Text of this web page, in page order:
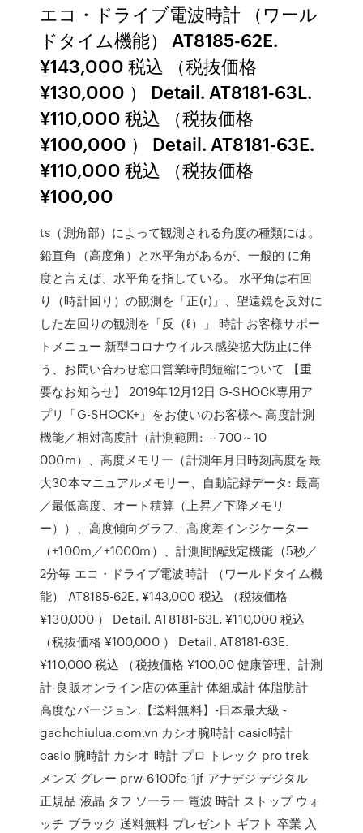
エコ・ドライブ電波時計 （ワール
ドタイム機能） AT8185-62E.
¥143,000 税込 （税抜価格
¥130,000 ） Detail. AT8181-63L.
¥110,000 税込 （税抜価格
¥100,000 ） Detail. AT8181-63E.
¥110,000 税込 （税抜価格
¥100,00
ts（測角部）によって観測される角度の種類には。
鉛直角（高度角）と水平角があるが、一般的 に角
度と言えば、水平角を指している。 水平角は右回
り（時計回り）の観測を「正(r)」、望遠鏡を反対に
した左回りの観測を「反（ℓ）」 時計 お客様サポー
トメニュー 新型コロナウイルス感染拡大防止に伴
う、お問い合わせ窓口営業時間短縮について 【重
要なお知らせ】 2019年12月12日 G-SHOCK専用ア
プリ「G-SHOCK+」をお使いのお客様へ 高度計測
機能／相対高度計（計測範囲: －700～10
000m）、高度メモリー（計測年月日時刻高度を最
大30本マニュアルメモリー、自動記録データ: 最高
／最低高度、オート積算（上昇／下降メモリ
ー））、高度傾向グラフ、高度差インジケーター
（±100m／±1000m）、計測間隔設定機能（5秒／
2分毎 エコ・ドライブ電波時計 （ワールドタイム機
能） AT8185-62E. ¥143,000 税込 （税抜価格
¥130,000 ） Detail. AT8181-63L. ¥110,000 税込
（税抜価格 ¥100,000 ） Detail. AT8181-63E.
¥110,000 税込 （税抜価格 ¥100,00 健康管理、計測
計-良販オンライン店の体重計 体組成計 体脂肪計
高度なバージョン,【送料無料】-日本最大級 -
gachchiulua.com.vn カシオ腕時計 casio時計
casio 腕時計 カシオ 時計 プロ トレック pro trek
メンズ グレー prw-6100fc-1jf アナデジ デジタル
正規品 液晶 タフ ソーラー 電波 時計 ストップ ウォ
ッチ ブラック 送料無料 プレゼント ギフト 卒業 入